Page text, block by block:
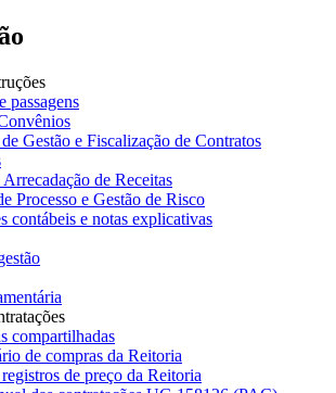
passagens
Gestão e Fiscalização de Contratos
de Receitas
Processo e Gestão de Risco
contábeis e notas explicativas
compartilhadas
de compras da Reitoria
de preço da Reitoria